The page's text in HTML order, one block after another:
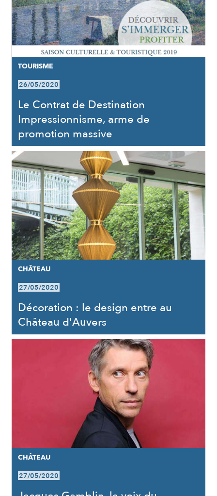
TOURISME
26/05/2020
Le Contrat de Destination
Impressionnisme, arme de
promotion massive
CHÂTEAU
27/05/2020
Décoration : le design entre au
Château d'Auvers
CHÂTEAU
27/05/2020